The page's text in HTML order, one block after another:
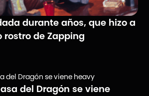
durante años, que hizo a
rostro de Zapping
del Dragón se viene